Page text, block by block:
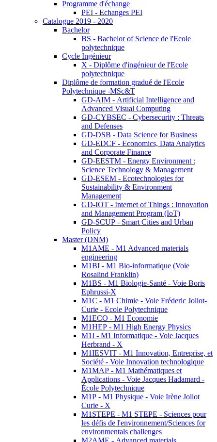
Programme d'échange
PEI - Echanges PEI
Catalogue 2019 - 2020
Bachelor
BS - Bachelor of Science de l'Ecole
polytechnique
Cycle Ingénieur
X - Diplôme d'ingénieur de l'Ecole
polytechnique
Diplôme de formation gradué de l'Ecole
Polytechnique -MSc&T
GD-AIM - Artificial Intelligence and
Advanced Visual Computing
GD-CYBSEC - Cybersecurity : Threats
and Defenses
GD-DSB - Data Science for Business
GD-EDCF - Economics, Data Analytics
and Corporate Finance
GD-EESTM - Energy Environment :
Science Technology & Management
GD-ESEM - Ecotechnologies for
Sustainability & Environment
Management
GD-IOT - Internet of Things : Innovation
and Management Program (IoT)
GD-SCUP - Smart Cities and Urban
Policy
Master (DNM)
M1AME - M1 Advanced materials
engineering
M1BI - M1 Bio-informatique (Voie
Rosalind Franklin)
M1BS - M1 Biologie-Santé - Voie Boris
Ephrussi-X
M1C - M1 Chimie - Voie Fréderic Joliot-
Curie - Ecole Polytechnique
M1ECO - M1 Economie
M1HEP - M1 High Energy Physics
M1I - M1 Informatique - Voie Jacques
Herbrand - X
M1IESVIT - M1 Innovation, Entreprise, et
Société - Voie Innovation technologique
M1MAP - M1 Mathématiques et
Applications - Voie Jacques Hadamard -
École Polytechnique
M1P - M1 Physique - Voie Irène Joliot
Curie - X
M1STEPE - M1 STEPE - Sciences pour
les défis de l'environnement/Sciences for
environmentals challenges
M2AME - Advanced materials